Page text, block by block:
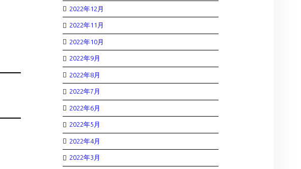
2022年12月
2022年11月
2022年10月
2022年9月
2022年8月
2022年7月
2022年6月
2022年5月
2022年4月
2022年3月